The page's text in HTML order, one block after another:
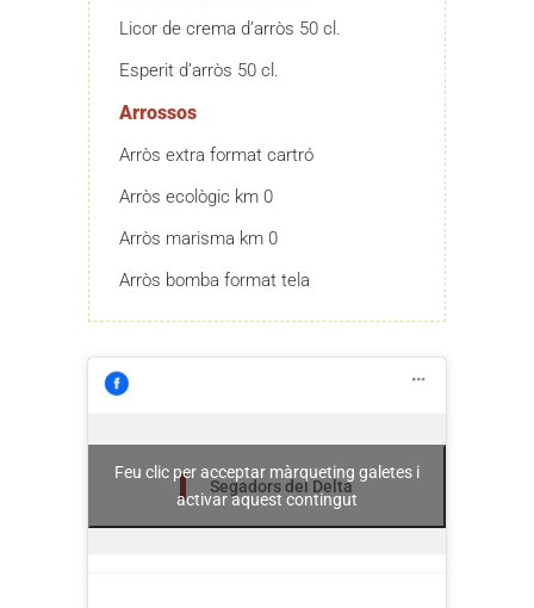
Licor de crema d’arròs 50 cl.
Esperit d’arròs 50 cl.
Arrossos
Arròs extra format cartró
Arròs ecològic km 0
Arròs marisma km 0
Arròs bomba format tela
Segadors del Delta
Feu clic per acceptar màrqueting galetes i
activar aquest contingut